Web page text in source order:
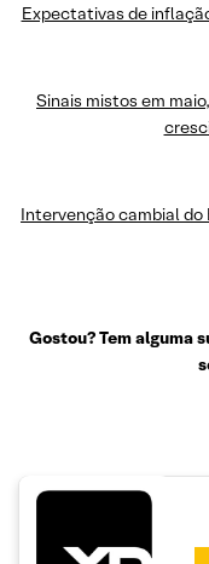
Expectativas de
Sinais mistos em
Intervenção cambial do
Gostou? Tem alguma